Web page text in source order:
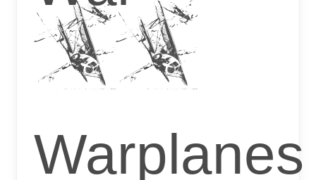
II
Warplanes